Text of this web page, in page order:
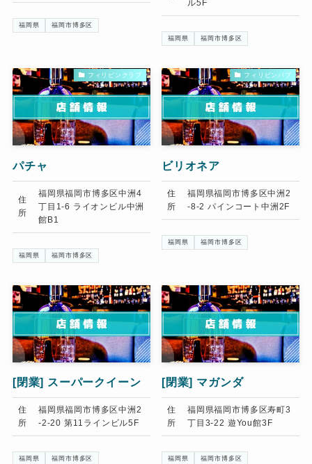
福岡県 福岡市博多区
ル5F
福岡県 福岡市博多区
フィリピンクラブ
パチャ
住
所
福岡県福岡市博多区中洲4
丁目1-6 ライオンビル中洲
館B1
福岡県 福岡市博多区
フィリピンパブ
ビリオネア
住
所
福岡県福岡市博多区中洲2
-8-2 パインコート中洲2F
福岡県 福岡市博多区
[閉業] スーパークイーン
住
所
福岡県福岡市博多区中洲2
-2-20 第11ラインビル5F
福岡県 福岡市博多区
[閉業] マガンダ
住
所
福岡県福岡市博多区寿町3
丁目3-22 遊You館3F
福岡県 福岡市博多区